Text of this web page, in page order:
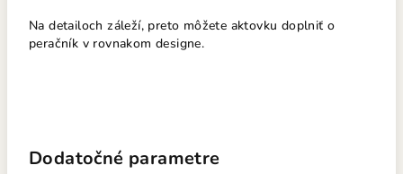
Na detailoch záleží, preto môžete aktovku doplniť o
peračník v rovnakom designe.
Dodatočné parametre